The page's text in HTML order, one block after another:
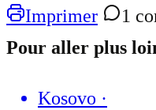
Imprimer
1
Pour aller plus
Kosovo ·